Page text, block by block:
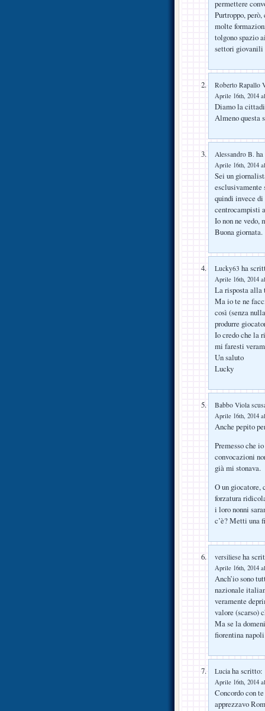
permettere
Purtroppo,
molte
tolgono spazio
settori
Roberto Rapallo
Aprile 16th, 2014
Diamo la
Almeno questa
Alessandro B.
Aprile 16th, 2014
Sei un
esclusivamente
quindi invece
centrocampisti
Io non ne vedo,
Buona giornata.
Lucky63 ha
Aprile 16th, 2014
La risposta alla
Ma io te ne
così (senza
produrre
Io credo che la
mi faresti
Un saluto
Lucky
Babbo Viola
Aprile 16th, 2014
Anche pepito
Premesso che
convocazioni
già mi stonava.
O un giocatore,
forzatura
i loro nonni
c’è? Metti una
versiliese ha
Aprile 16th, 2014
Anch’io sono
nazionale
veramente
valore (scarso)
Ma se la
fiorentina napoli
Lucia ha scritto:
Aprile 16th, 2014
Concordo con
apprezzavo